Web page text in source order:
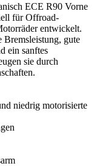
ECE R90 Vorne
für Offroad-
entwickelt.
Bremsleistung, gute
ein sanftes
sie durch
niedrig motorisierte